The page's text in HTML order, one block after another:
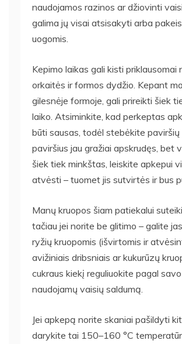
naudojamos razinos ar džiovinti
galima jų visai atsisakyti arba
uogomis.
Kepimo laikas gali kisti priklausomai
orkaitės ir formos dydžio. Kepant
gilesnėje formoje, gali prireikti šiek
laiko. Atsiminkite, kad perkeptas
būti sausas, todėl stebėkite paviršių
paviršius jau gražiai apskrudęs, bet
šiek tiek minkštas, leiskite apkepui
atvėsti – tuomet jis sutvirtės ir bus
Manų kruopos šiam patiekalui
tačiau jei norite be glitimo – galite
ryžių kruopomis (išvirtomis ir
avižiniais dribsniais ar kukurūzų
cukraus kiekį reguliuokite pagal
naudojamų vaisių saldumą.
Jei apkepą norite skaniai pašildyti
darykite tai 150–160 °C